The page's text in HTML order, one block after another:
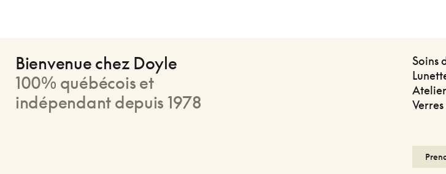
Bienvenue chez Doyle
100% québécois et
indépendant depuis 1978
Soins